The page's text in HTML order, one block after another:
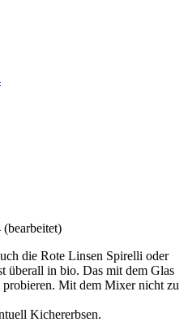
(bearbeitet)
die Rote Linsen Spirelli oder
überall in bio. Das mit dem Glas
Mit dem Mixer nicht zu
Kichererbsen.